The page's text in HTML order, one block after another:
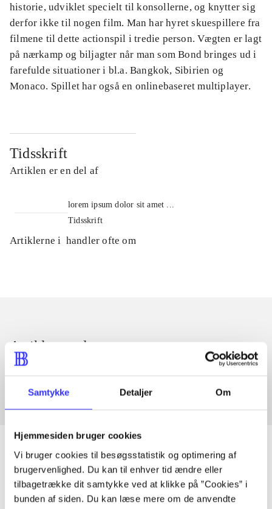
Samtykke Detaljer Om
Hjemmesiden bruger cookies
Vi bruger cookies til besøgsstatistik og optimering af
brugervenlighed. Du kan til enhver tid ændre eller
tilbagetrække dit samtykke ved at klikke på ”Cookies” i
bunden af siden. Du kan læse mere om de anvendte
historie, udviklet specielt til konsollerne, og knytter sig
derfor ikke til nogen film. Man har hyret skuespillere fra
filmene til dette actionspil i tredie person. Vægten er lagt
på nærkamp og biljagter når man som Bond bringes ud i
farefulde situationer i bl.a. Bangkok, Sibirien og
Monaco. Spillet har også en onlinebaseret multiplayer.
Tidsskrift
Artiklen er en del af
lorem ipsum dolor sit amet ...
Tidsskrift
Artiklerne i handler ofte om
Artikler med samme emner
Fra
Artikler
Alle registrerede artikler fordelt på udgivelser